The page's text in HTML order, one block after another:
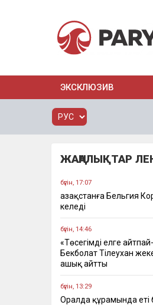
ЭКСКЛЮЗИВ
ЖАҢАЛЫҚТАР
бүгін, 17:07
Қазақстанға Бельгия
келеді
бүгін, 14:46
«Төсегімді елге
Бекболат Тілеухан
ашық айтты
бүгін, 13:29
Оралда құрамында еті